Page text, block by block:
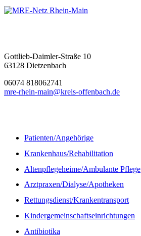
Gottlieb-Daimler-Straße 10
63128 Dietzenbach
06074 818062741
mre-rhein-main@kreis-offenbach.de
Patienten/Angehörige
Krankenhaus/Rehabilitation
Altenpflegeheime/Ambulante Pflege
Arztpraxen/Dialyse/Apotheken
Rettungsdienst/Krankentransport
Kindergemeinschaftseinrichtungen
Antibiotika